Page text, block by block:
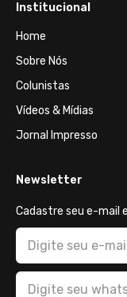
Institucional
Home
Sobre Nós
Colunistas
Vídeos & Mídias
Jornal Impresso
Newsletter
Cadastre seu e-mail